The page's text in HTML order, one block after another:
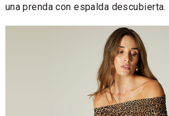
una prenda con espalda descubierta.